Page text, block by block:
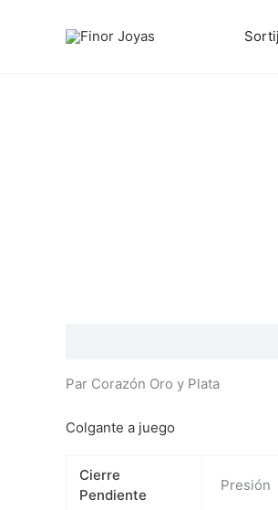
Par Corazón Oro y Plata
Colgante a juego
Cierre
Pendiente
Presión